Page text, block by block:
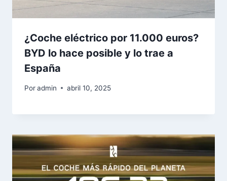
¿Coche eléctrico por 11.000 euros?
BYD lo hace posible y lo trae a
España
Poradmin abril 10, 2025